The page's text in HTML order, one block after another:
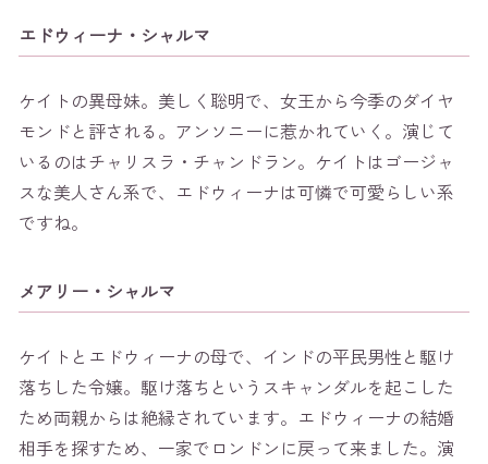
エドウィーナ・シャルマ
ケイトの異母妹。美しく聡明で、女王から今季のダイヤ
モンドと評される。アンソニーに惹かれていく。演じて
いるのはチャリスラ・チャンドラン。ケイトはゴージャ
スな美人さん系で、エドウィーナは可憐で可愛らしい系
ですね。
メアリー・シャルマ
ケイトとエドウィーナの母で、インドの平民男性と駆け
落ちした令嬢。駆け落ちというスキャンダルを起こした
ため両親からは絶縁されています。エドウィーナの結婚
相手を探すため、一家でロンドンに戻って来ました。演